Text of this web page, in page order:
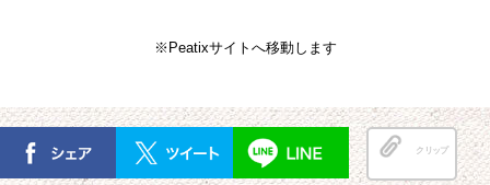
※Peatixサイトへ移動します
クリップ